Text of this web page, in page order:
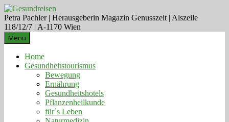
Petra Pachler | Herausgeberin Magazin Genusszeit | Alszeile
118/12/7 | A-1170 Wien
Menu
Home
Gesundheitstourismus
Bewegung
Ernährung
Gesundheitshotels
Pflanzenheilkunde
für´s Leben